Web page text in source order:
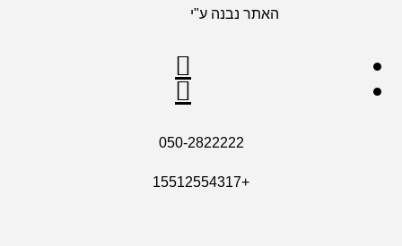
האתר נבנה ע"י
050-2822222
+15512554317